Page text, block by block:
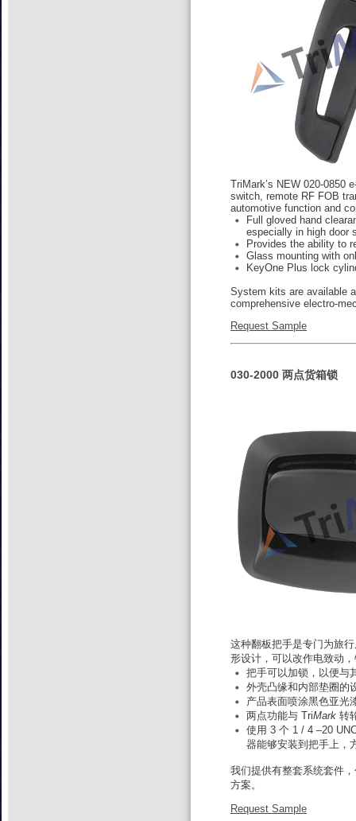
TriMark’s NEW 020-0850
switch, remote RF FOB
automotive function and
Full gloved hand
especially in high door
Provides the ability to
Glass mounting with
KeyOne Plus lock
System kits are available
comprehensive electro-
Request Sample
030-2000 两点货箱锁
这种翻板把手是专门为旅
形设计，可以改作电致动
把手可以加锁，以便与
外壳凸缘和内部垫圈的
产品表面喷涂黑色亚光
两点功能与 TriMark 转
使用 3 个 1 / 4 –20
器能够安装到把手上，
我们提供有整套系统套件
方案。
Request Sample